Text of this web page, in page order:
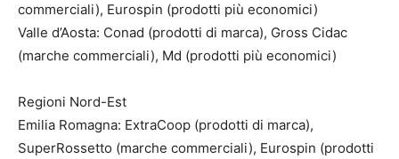
commerciali), Eurospin (prodotti più economici)
Valle d’Aosta: Conad (prodotti di marca), Gross Cidac
(marche commerciali), Md (prodotti più economici)
Regioni Nord-Est
Emilia Romagna: ExtraCoop (prodotti di marca),
SuperRossetto (marche commerciali), Eurospin (prodotti